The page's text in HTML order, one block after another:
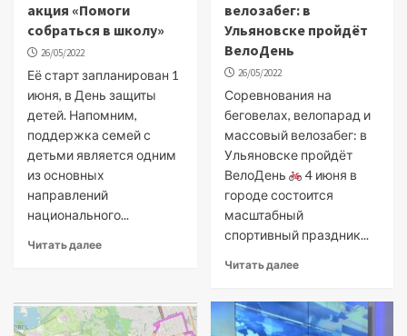
акция «Помоги
собраться в школу»
26/05/2022
Её старт запланирован 1
июня, в День защиты
детей. Напомним,
поддержка семей с
детьми является одним
из основных
направлений
национального...
Читать далее
велозабег: в
Ульяновске пройдёт
ВелоДень
26/05/2022
Соревнования на
беговелах, велопарад и
массовый велозабег: в
Ульяновске пройдёт
ВелоДень
4 июня в
городе состоится
масштабный
спортивный праздник...
Читать далее